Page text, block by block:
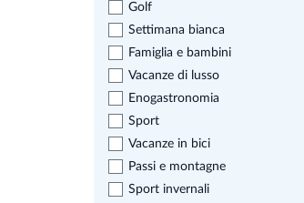
Golf
Settimana bianca
Famiglia e bambini
Vacanze di lusso
Enogastronomia
Sport
Vacanze in bici
Passi e montagne
Sport invernali